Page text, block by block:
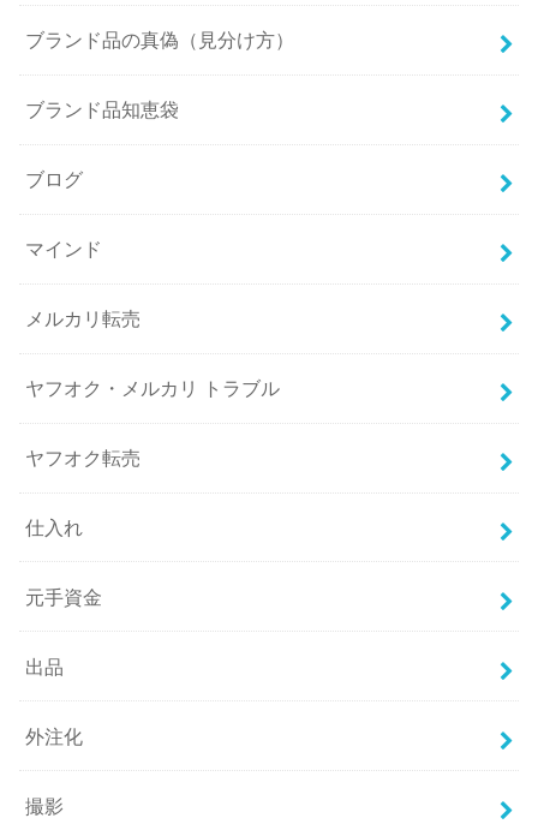
ブランド品の真偽（見分け方）
ブランド品知恵袋
ブログ
マインド
メルカリ転売
ヤフオク・メルカリ トラブル
ヤフオク転売
仕入れ
元手資金
出品
外注化
撮影